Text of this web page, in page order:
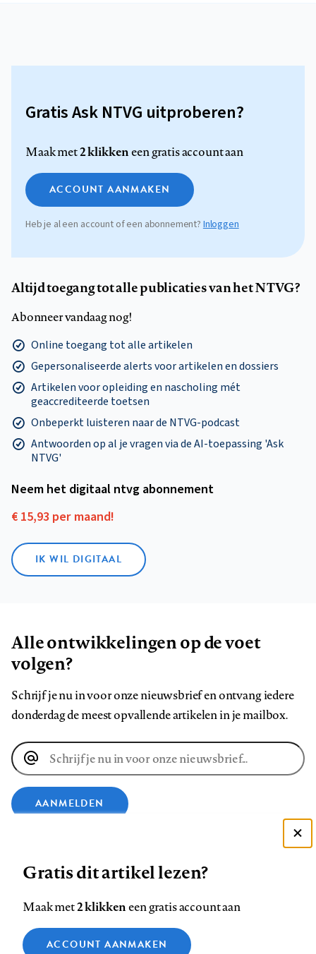
Gratis Ask NTVG uitproberen?
Maak met2 klikkeneen gratis account aan
ACCOUNT AANMAKEN
Heb je al een account of een abonnement? Inloggen
Altijd toegang tot alle publicaties van het NTVG?
Abonneer vandaag nog!
Online toegang tot alle artikelen
Gepersonaliseerde alerts voor artikelen en dossiers
Artikelen voor opleiding en nascholing mét
geaccrediteerde toetsen
Onbeperkt luisteren naar de NTVG-podcast
Antwoorden op al je vragen via de AI-toepassing 'Ask
NTVG'
Neem het digitaal ntvg abonnement
€ 15,93 per maand!
IK WIL DIGITAAL
Alle ontwikkelingen op de voet
volgen?
Schrijf je nu in voor onze nieuwsbrief en ontvang iedere
donderdag de meest opvallende artikelen in je mailbox.
E-
AANMELDEN
ons
op
ons
ons
ons
ons
ons
Contact Colofon Disclaimer Privacy
Zie onze cookie policy
Functionele cookies
Gratis dit artikel lezen?
Maak met2 klikkeneen gratis account aan
ACCOUNT AANMAKEN